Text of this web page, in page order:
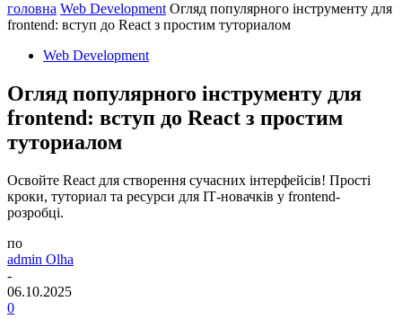
головна Web Development Огляд популярного інструменту для
frontend: вступ до React з простим туториалом
Web Development
Огляд популярного інструменту для
frontend: вступ до React з простим
туториалом
Освойте React для створення сучасних інтерфейсів! Прості
кроки, туториал та ресурси для ІТ-новачків у frontend-
розробці.
по
admin Olha
-
06.10.2025
0